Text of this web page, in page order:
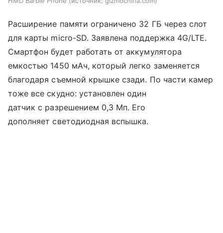
Расширение памяти ограничено 32 ГБ через слот
для карты micro-SD. Заявлена поддержка 4G/LTE.
Смартфон будет работать от аккумулятора
емкостью 1450 мАч, который легко заменяется
благодаря съемной крышке сзади. По части камер
тоже все скудно: установлен один
датчик с разрешением 0,3 Мп. Его
дополняет светодиодная вспышка.